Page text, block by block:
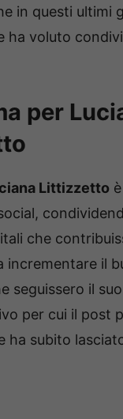
in questi ultimi
ha voluto
per
Littizzetto
che
incrementare il
seguissero il
per cui il post
ha subito